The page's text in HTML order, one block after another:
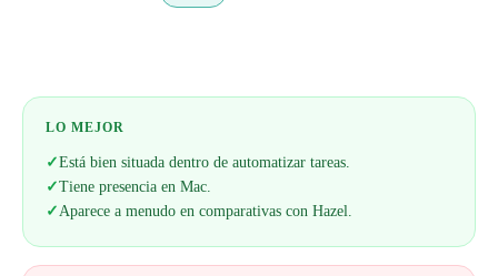
LO MEJOR
✓Está bien situada dentro de automatizar tareas.
✓Tiene presencia en Mac.
✓Aparece a menudo en comparativas con Hazel.